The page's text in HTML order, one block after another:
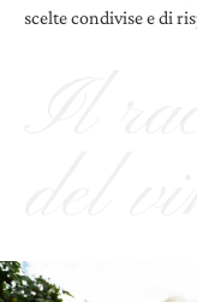
scelte condivise e di
Il
del